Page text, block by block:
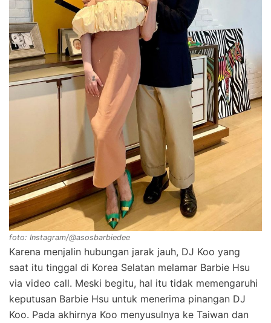
foto: Instagram/@asosbarbiedee
Karena menjalin hubungan jarak jauh, DJ Koo yang
saat itu tinggal di Korea Selatan melamar Barbie Hsu
via video call. Meski begitu, hal itu tidak memengaruhi
keputusan Barbie Hsu untuk menerima pinangan DJ
Koo. Pada akhirnya Koo menyusulnya ke Taiwan dan